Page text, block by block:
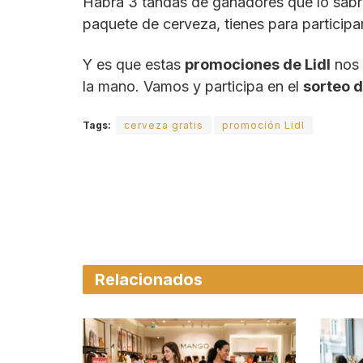
paquete de cerveza, tienes para
Y es que estas promociones de Lidl nos
la mano. Vamos y participa en el sorteo
Tags: cerveza gratis promoción Lidl
Relacionados